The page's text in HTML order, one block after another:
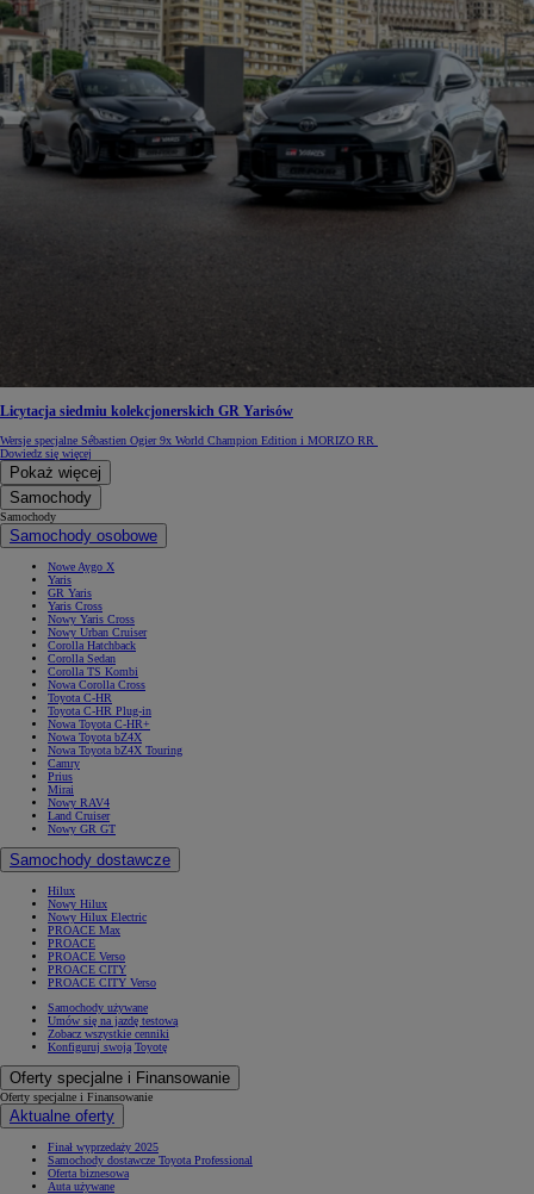
Licytacja siedmiu kolekcjonerskich GR Yarisów
Wersje specjalne Sébastien Ogier 9x World Champion Edition i MORIZO RR
Dowiedz się więcej
Pokaż więcej
Samochody
Samochody
Samochody osobowe
Nowe Aygo X
Yaris
GR Yaris
Yaris Cross
Nowy Yaris Cross
Nowy Urban Cruiser
Corolla Hatchback
Corolla Sedan
Corolla TS Kombi
Nowa Corolla Cross
Toyota C-HR
Toyota C-HR Plug-in
Nowa Toyota C-HR+
Nowa Toyota bZ4X
Nowa Toyota bZ4X Touring
Camry
Prius
Mirai
Nowy RAV4
Land Cruiser
Nowy GR GT
Samochody dostawcze
Hilux
Nowy Hilux
Nowy Hilux Electric
PROACE Max
PROACE
PROACE Verso
PROACE CITY
PROACE CITY Verso
Samochody używane
Umów się na jazdę testową
Zobacz wszystkie cenniki
Konfiguruj swoją Toyotę
Oferty specjalne i Finansowanie
Oferty specjalne i Finansowanie
Aktualne oferty
Finał wyprzedaży 2025
Samochody dostawcze Toyota Professional
Oferta biznesowa
Auta używane